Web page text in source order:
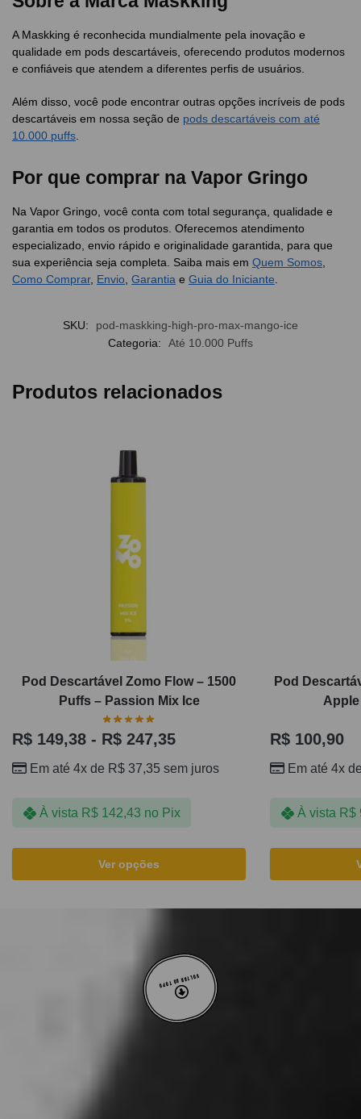
A Maskking é reconhecida mundialmente pela inovação e
qualidade em pods descartáveis, oferecendo produtos modernos
e confiáveis que atendem a diferentes perfis de usuários.
Além disso, você pode encontrar outras opções incríveis de pods
descartáveis em nossa seção de pods descartáveis com até
10.000 puffs
Por que comprar na Vapor Gringo
Na Vapor Gringo, você conta com total segurança, qualidade e
garantia em todos os produtos. Oferecemos atendimento
especializado, envio rápido e originalidade garantida, para que
sua experiência seja completa. Saiba mais em Quem Somos
Como Comprar, Envio Garantia e Guia do Iniciante
SKU:
pod-maskking-high-pro-max-mango-ice
Categoria:
Até 10.000 Puffs
Produtos relacionados
Pod Descartável Zomo Flow – 1500
Puffs – Passion Mix Ice
R$ 149,38 - R$ 247,35
Em até 4x de R$ 37,35 sem juros
À vista R$142,43 no Pix
Ver opções
Pod
Apple
R$ 100,90
Em até 4x
À vista R$
VOLTAR AO TOPO